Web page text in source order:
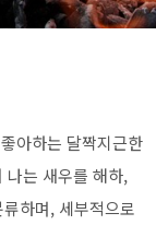
아하는 달짝지근한
나는 새우를 해하,
하며, 세부적으로